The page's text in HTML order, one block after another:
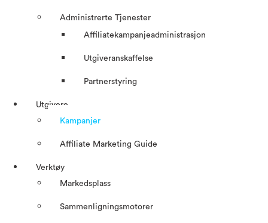
Administrerte Tjenester
Affiliatekampanjeadministrasjon
Utgiveranskaffelse
Partnerstyring
Utgivere
Kampanjer
Affiliate Marketing Guide
Verktøy
Markedsplass
Sammenligningsmotorer